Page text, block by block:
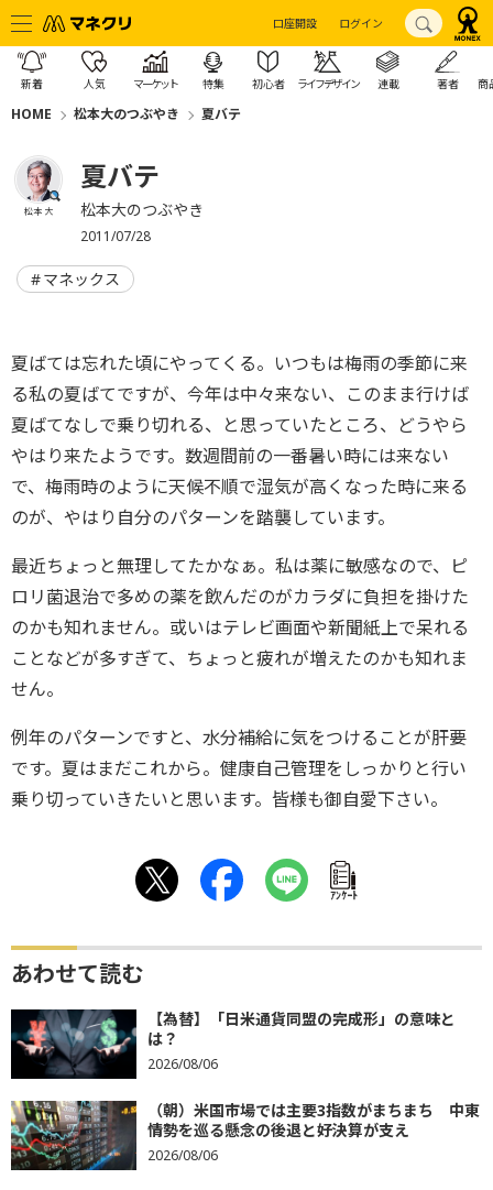
口座開設 ログイン
新着 人気 マーケット 特集 初心者 ライフデザイン 連載 著者 商
HOME 松本大のつぶやき 夏バテ
松本 大
夏バテ
松本大のつぶやき
2011/07/28
マネックス
夏ばては忘れた頃にやってくる。いつもは梅雨の季節に来
る私の夏ばてですが、今年は中々来ない、このまま行けば
夏ばてなしで乗り切れる、と思っていたところ、どうやら
やはり来たようです。数週間前の一番暑い時には来ない
で、梅雨時のように天候不順で湿気が高くなった時に来る
のが、やはり自分のパターンを踏襲しています。
最近ちょっと無理してたかなぁ。私は薬に敏感なので、ピ
ロリ菌退治で多めの薬を飲んだのがカラダに負担を掛けた
のかも知れません。或いはテレビ画面や新聞紙上で呆れる
ことなどが多すぎて、ちょっと疲れが増えたのかも知れま
せん。
例年のパターンですと、水分補給に気をつけることが肝要
です。夏はまだこれから。健康自己管理をしっかりと行い
乗り切っていきたいと思います。皆様も御自愛下さい。
ｱﾝｹｰﾄ
あわせて読む
【為替】「日米通貨同盟の完成形」の意味と
は？
2026/08/06
（朝）米国市場では主要3指数がまちまち 中東
情勢を巡る懸念の後退と好決算が支え
2026/08/06